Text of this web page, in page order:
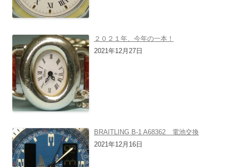
２０２１年、今年の一本！
2021年12月27日
BRAITLING B-1 A68362 電池交換
2021年12月16日